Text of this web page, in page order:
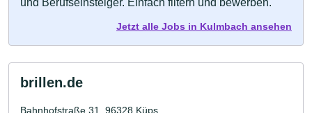
und Berufseinsteiger. Einfach filtern und bewerben.
Jetzt alle Jobs in Kulmbach ansehen
brillen.de
Bahnhofstraße 31, 96328 Küps